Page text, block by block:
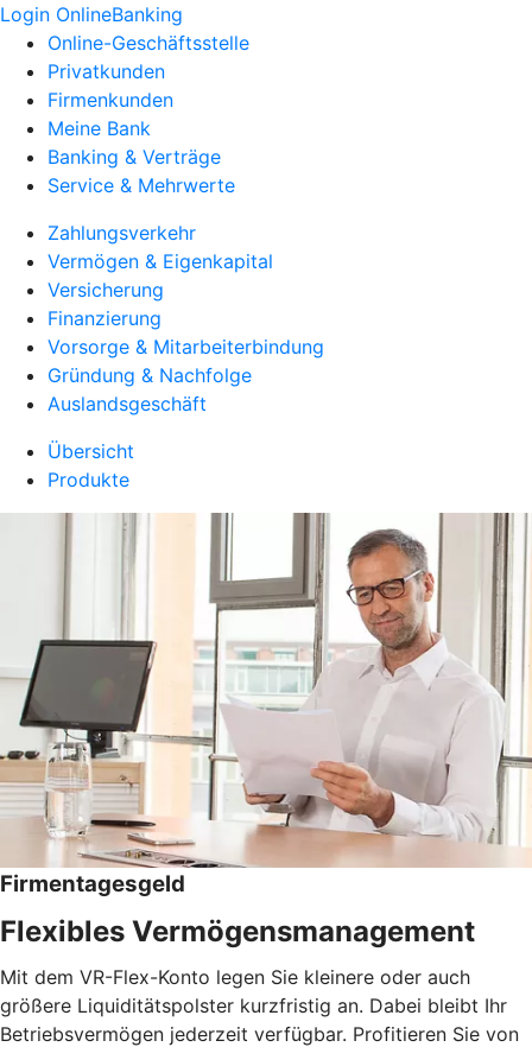
Login OnlineBanking
Online-Geschäftsstelle
Privatkunden
Firmenkunden
Meine Bank
Banking & Verträge
Service & Mehrwerte
Zahlungsverkehr
Vermögen & Eigenkapital
Versicherung
Finanzierung
Vorsorge & Mitarbeiterbindung
Gründung & Nachfolge
Auslandsgeschäft
Übersicht
Produkte
Firmentagesgeld
Flexibles Vermögensmanagement
Mit dem VR-Flex-Konto legen Sie kleinere oder auch
größere Liquiditätspolster kurzfristig an. Dabei bleibt Ihr
Betriebsvermögen jederzeit verfügbar. Profitieren Sie von